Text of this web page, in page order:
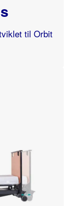
til Orbit